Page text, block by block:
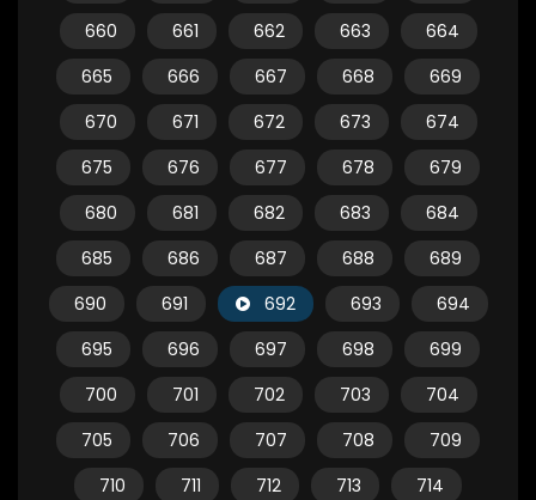
660
661 662 663
664
665
666 667 668
669
670
671 672 673
674
675
676 677 678
679
680
681 682 683
684
685
686 687 688
689
690
691 692 693
694
695
696 697 698
699
700
701 702 703
704
705
706 707 708
709
710
711 712 713
714